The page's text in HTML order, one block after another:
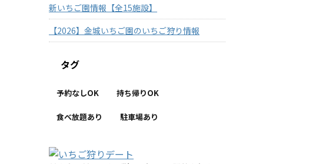
新いちご園情報【全15施設】
【2026】金城いちご園のいちご狩り情報
タグ
予約なしOK 持ち帰りOK
食べ放題あり 駐車場あり